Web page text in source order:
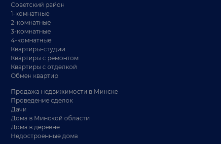
Советский район
1-комнатные
2-комнатные
3-комнатные
4-комнатные
Квартиры-студии
Квартиры с ремонтом
Квартиры с отделкой
Обмен квартир
Продажа недвижимости в Минске
Проведение сделок
Дачи
Дома в Минской области
Дома в деревне
Недостроенные дома